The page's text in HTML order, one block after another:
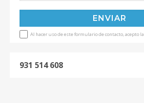
Al hacer uso de este formulario de contacto, acepto la
931 514 608